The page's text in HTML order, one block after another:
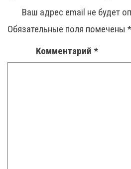
Ваш адрес email не будет
Обязательные поля помечены *
Комментарий *